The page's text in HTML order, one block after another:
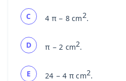
C 4 π − 8 cm2.
D π − 2 cm2.
E 24 − 4 π cm2.